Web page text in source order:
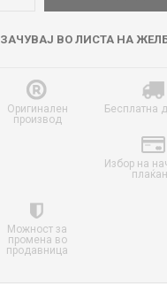
ЗАЧУВАЈ ВО ЛИСТА НА
Оригинален
производ
Бесплатна
Избор на
Можност за
промена во
продавница